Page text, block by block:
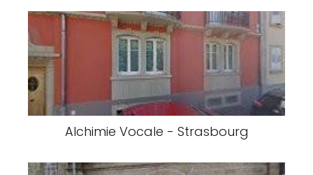
Alchimie Vocale - Strasbourg